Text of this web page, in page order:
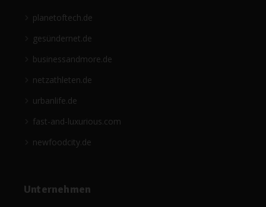
planetoftech.de
gesündernet.de
businessandmore.de
netzathleten.de
urbanlife.de
fast-and-luxurious.com
newfoodcity.de
Unternehmen